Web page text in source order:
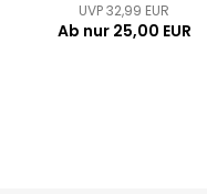
UVP 32,99 EUR
Ab nur 25,00 EUR